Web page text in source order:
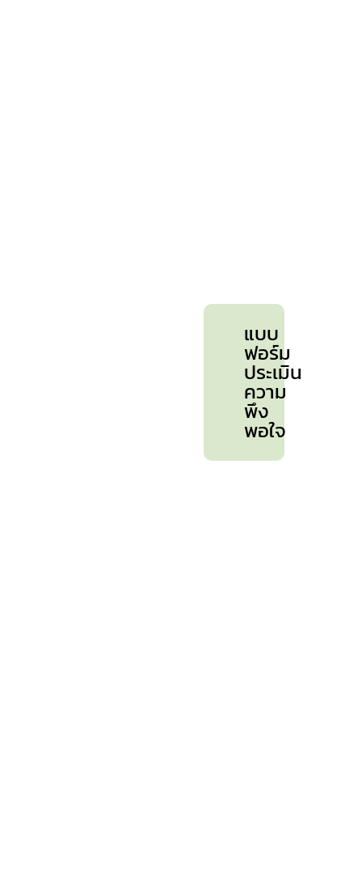
แบบ
ฟอร์ม
ประเมิน
ความ
พึง
พอใจ